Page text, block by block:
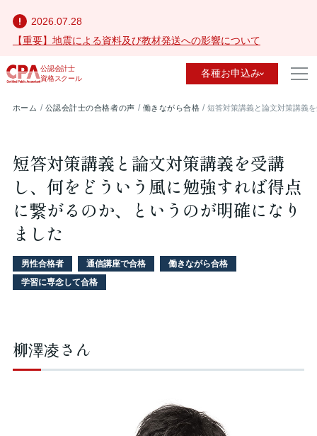
2026.07.28
【重要】地震による資料及び教材発送への影響について
公認会計士
資格スクール
各種お申込み
ホーム 公認会計士の合格者の声 働きながら合格 短答対策講義と論文対策講義
短答対策講義と論文対策講義を受講
し、何をどういう風に勉強すれば得点
に繋がるのか、というのが明確になり
ました
男性合格者 通信講座で合格
働きながら合格
学習に専念して合格
柳澤凌さん